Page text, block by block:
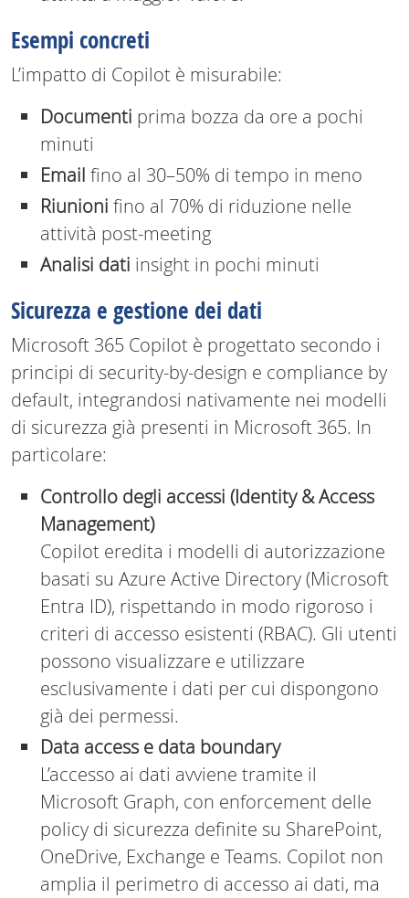
Esempi concreti
L’impatto di Copilot è misurabile:
Documenti prima bozza da ore a pochi
minuti
Email fino al 30–50% di tempo in meno
Riunioni fino al 70% di riduzione nelle
attività post-meeting
Analisi dati insight in pochi minuti
Sicurezza e gestione dei dati
Microsoft 365 Copilot è progettato secondo i
principi di security-by-design e compliance by
default, integrandosi nativamente nei modelli
di sicurezza già presenti in Microsoft 365. In
particolare:
Controllo degli accessi (Identity & Access
Management)
Copilot eredita i modelli di autorizzazione
basati su Azure Active Directory (Microsoft
Entra ID), rispettando in modo rigoroso i
criteri di accesso esistenti (RBAC). Gli utenti
possono visualizzare e utilizzare
esclusivamente i dati per cui dispongono
già dei permessi.
Data access e data boundary
L’accesso ai dati avviene tramite il
Microsoft Graph, con enforcement delle
policy di sicurezza definite su SharePoint,
OneDrive, Exchange e Teams. Copilot non
amplia il perimetro di accesso ai dati, ma